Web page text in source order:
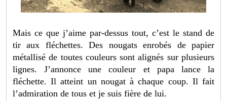
Mais ce que j’aime par-dessus tout, c’est le stand de
tir aux fléchettes. Des nougats enrobés de papier
métallisé de toutes couleurs sont alignés sur plusieurs
lignes. J’annonce une couleur et papa lance la
fléchette. Il atteint un nougat à chaque coup. Il fait
l’admiration de tous et je suis fière de lui.